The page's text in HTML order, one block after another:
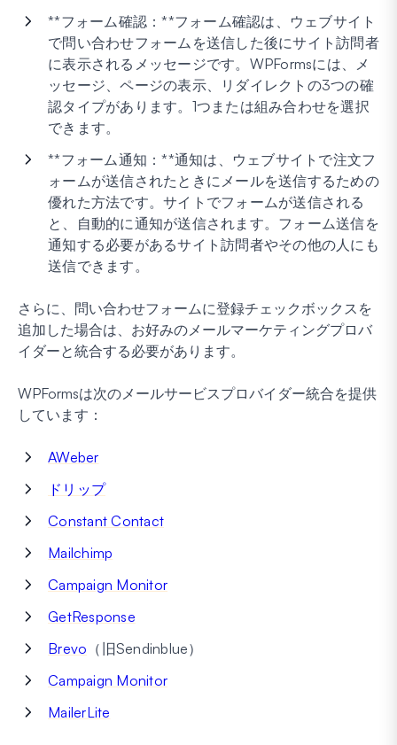
**フォーム確認：**フォーム確認は、ウェブサイト
で問い合わせフォームを送信した後にサイト訪問者
に表示されるメッセージです。WPFormsには、メ
ッセージ、ページの表示、リダイレクトの3つの確
認タイプがあります。1つまたは組み合わせを選択
できます。
**フォーム通知：**通知は、ウェブサイトで注文フ
ォームが送信されたときにメールを送信するための
優れた方法です。サイトでフォームが送信される
と、自動的に通知が送信されます。フォーム送信を
通知する必要があるサイト訪問者やその他の人にも
送信できます。
さらに、問い合わせフォームに登録チェックボックスを
追加した場合は、お好みのメールマーケティングプロバ
イダーと統合する必要があります。
WPFormsは次のメールサービスプロバイダー統合を提供
しています：
AWeber
ドリップ
Constant Contact
Mailchimp
Campaign Monitor
GetResponse
Brevo （旧Sendinblue）
Campaign Monitor
MailerLite